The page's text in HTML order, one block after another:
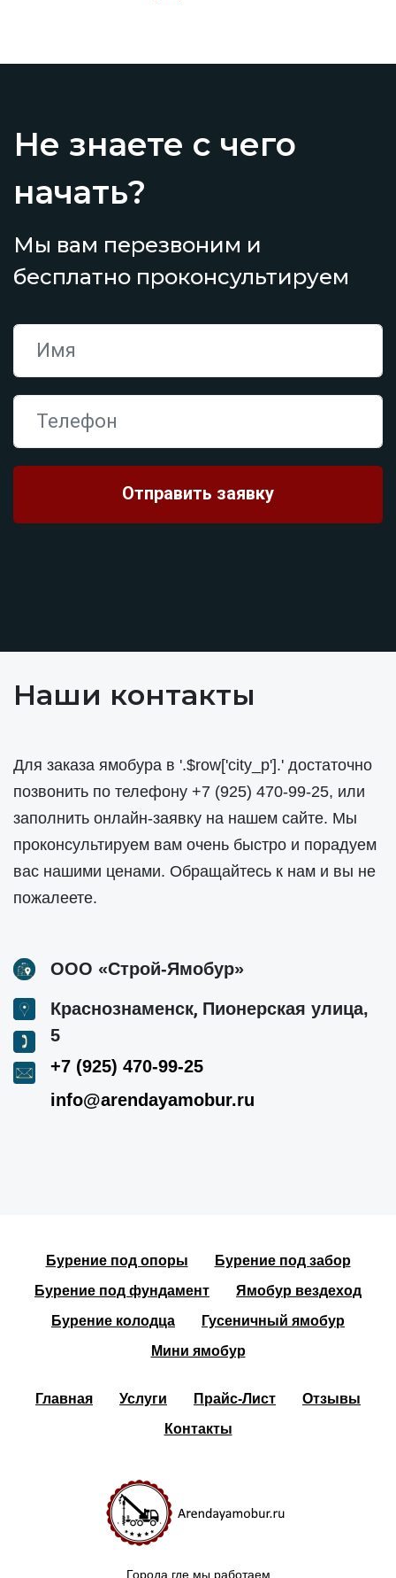
Не знаете с чего
начать?
Мы вам перезвоним и
бесплатно проконсультируем
Наши контакты
Для заказа ямобура в '.$row['city_p'].' достаточно
позвонить по телефону +7 (925) 470-99-25, или
заполнить онлайн-заявку на нашем сайте. Мы
проконсультируем вам очень быстро и порадуем
вас нашими ценами. Обращайтесь к нам и вы не
пожалеете.
ООО «Строй-Ямобур»
Краснознаменск, Пионерская улица,
5
+7 (925) 470-99-25
info@arendayamobur.ru
Бурение под опоры
Бурение под забор
Бурение под фундамент
Ямобур вездеход
Бурение колодца
Гусеничный ямобур
Мини ямобур
Главная Услуги Прайс-Лист
Отзывы
Контакты
Города где мы работаем